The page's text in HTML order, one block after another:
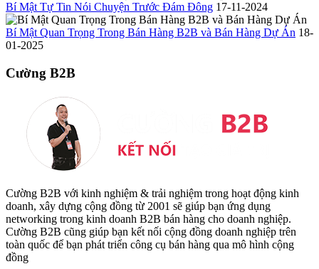
Bí Mật Tự Tin Nói Chuyện Trước Đám Đông 17-11-2024
Bí Mật Quan Trọng Trong Bán Hàng B2B và Bán Hàng Dự Án 18-
01-2025
Cường B2B
Cường B2B với kinh nghiệm & trải nghiệm trong hoạt động kinh
doanh, xây dựng cộng đồng từ 2001 sẽ giúp bạn ứng dụng
networking trong kinh doanh B2B bán hàng cho doanh nghiệp.
Cường B2B cũng giúp bạn kết nối cộng đồng doanh nghiệp trên
toàn quốc để bạn phát triển công cụ bán hàng qua mô hình cộng
đồng